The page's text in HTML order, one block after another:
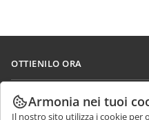
OTTIENILO ORA
Docs
DocSpace
COLLABORA
Armonia nei tuoi
Il nostro sito utilizza i cookie per